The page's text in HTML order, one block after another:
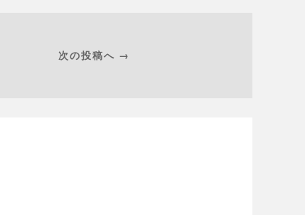
次の投稿へ →